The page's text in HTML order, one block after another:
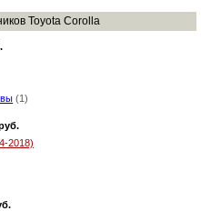
Toyota Corolla
(1)
2018)